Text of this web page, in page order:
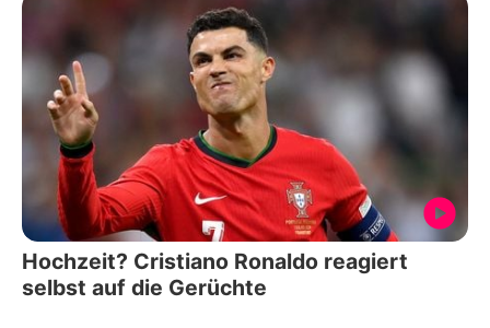
Hochzeit? Cristiano Ronaldo reagiert
selbst auf die Gerüchte